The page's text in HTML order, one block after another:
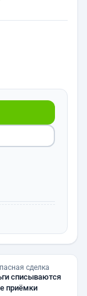
сделка
списываются
приёмки